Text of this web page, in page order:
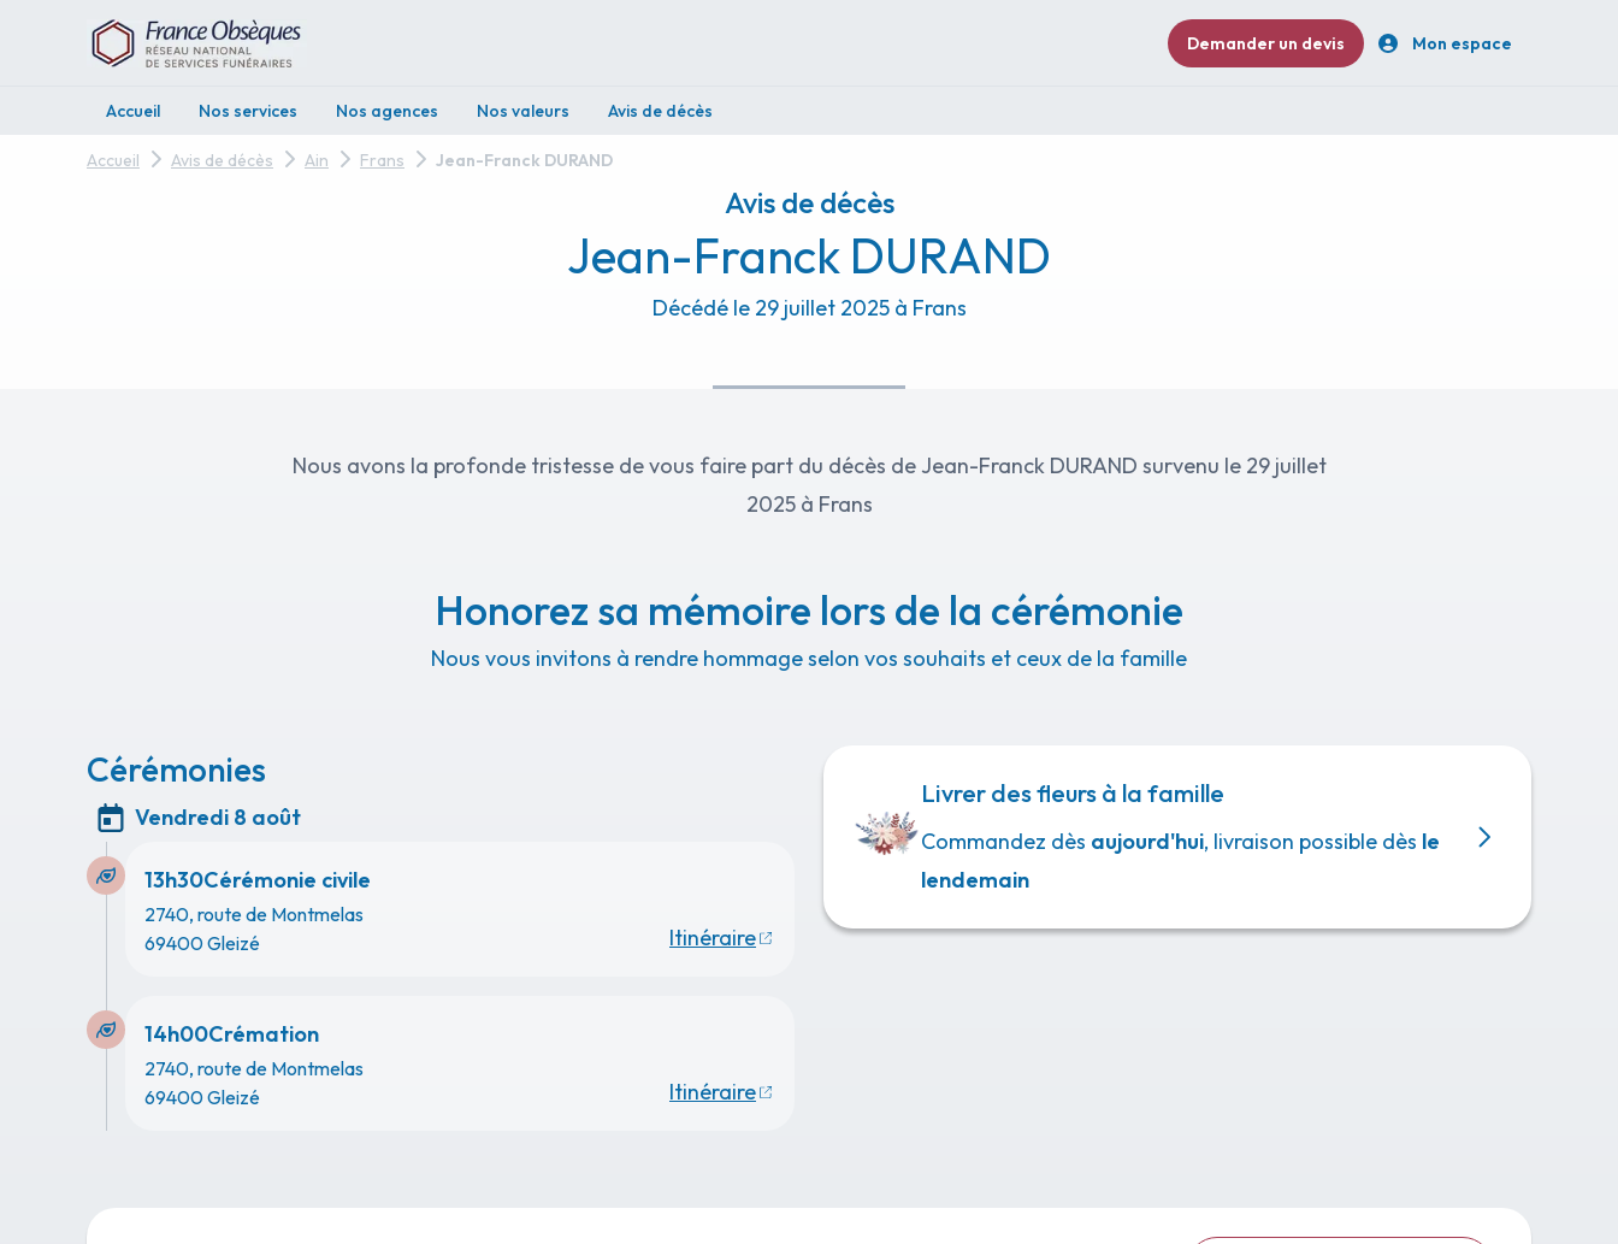
Demander un devis Mon espace
Accueil Nos services Nos agences Nos valeurs Avis de décès
Accueil Avis de décès Ain Frans Jean-Franck DURAND
Avis de décès
Jean-Franck DURAND
Décédé le 29 juillet 2025 à Frans
Nous avons la profonde tristesse de vous faire part du décès de Jean-Franck DURAND survenu le 29 juillet
2025 à Frans
Honorez sa mémoire lors de la cérémonie
Nous vous invitons à rendre hommage selon vos souhaits et ceux de la famille
Cérémonies
Vendredi 8 août
13h30Cérémonie civile
2740, route de Montmelas
69400 Gleizé
Itinéraire
14h00Crémation
2740, route de Montmelas
69400 Gleizé
Itinéraire
Livrer des fleurs à la famille
Commandez dès aujourd'hui, livraison possible dès le
lendemain